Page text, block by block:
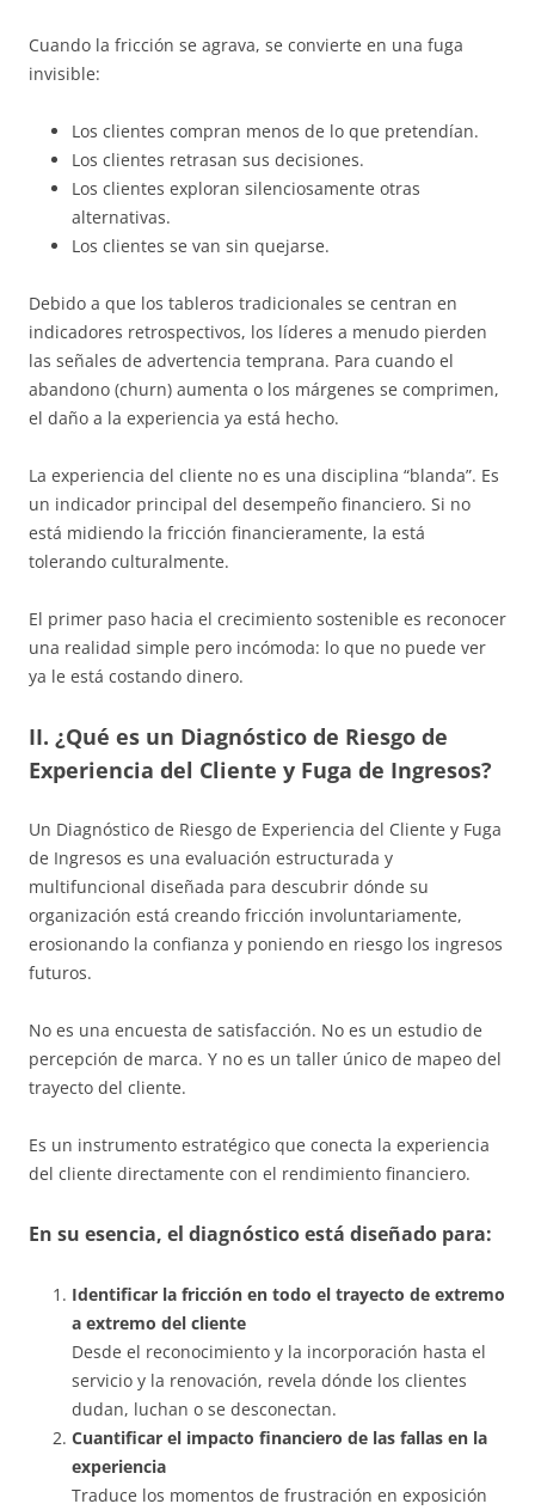
Cuando la fricción se agrava, se convierte en una fuga
invisible:
Los clientes compran menos de lo que pretendían.
Los clientes retrasan sus decisiones.
Los clientes exploran silenciosamente otras
alternativas.
Los clientes se van sin quejarse.
Debido a que los tableros tradicionales se centran en
indicadores retrospectivos, los líderes a menudo pierden
las señales de advertencia temprana. Para cuando el
abandono (churn) aumenta o los márgenes se comprimen,
el daño a la experiencia ya está hecho.
La experiencia del cliente no es una disciplina “blanda”. Es
un indicador principal del desempeño financiero. Si no
está midiendo la fricción financieramente, la está
tolerando culturalmente.
El primer paso hacia el crecimiento sostenible es reconocer
una realidad simple pero incómoda: lo que no puede ver
ya le está costando dinero.
II. ¿Qué es un Diagnóstico de Riesgo de
Experiencia del Cliente y Fuga de Ingresos?
Un Diagnóstico de Riesgo de Experiencia del Cliente y Fuga
de Ingresos es una evaluación estructurada y
multifuncional diseñada para descubrir dónde su
organización está creando fricción involuntariamente,
erosionando la confianza y poniendo en riesgo los ingresos
futuros.
No es una encuesta de satisfacción. No es un estudio de
percepción de marca. Y no es un taller único de mapeo del
trayecto del cliente.
Es un instrumento estratégico que conecta la experiencia
del cliente directamente con el rendimiento financiero.
En su esencia, el diagnóstico está diseñado para:
Identificar la fricción en todo el trayecto de extremo
a extremo del cliente
Desde el reconocimiento y la incorporación hasta el
servicio y la renovación, revela dónde los clientes
dudan, luchan o se desconectan.
Cuantificar el impacto financiero de las fallas en la
experiencia
Traduce los momentos de frustración en exposición